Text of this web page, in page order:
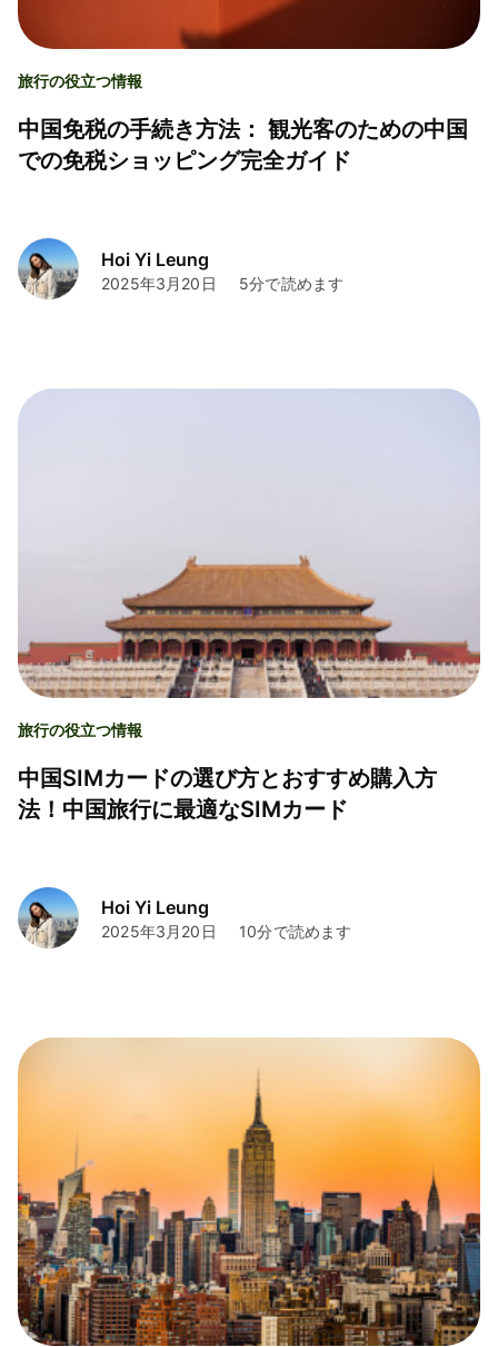
旅行の役立つ情報
中国免税の手続き方法： 観光客のための中国
での免税ショッピング完全ガイド
Hoi Yi Leung
2025年3月20日 5分で読めます
旅行の役立つ情報
中国SIMカードの選び方とおすすめ購入方
法！中国旅行に最適なSIMカード
Hoi Yi Leung
2025年3月20日 10分で読めます